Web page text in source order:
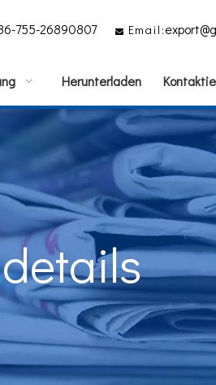
755-26890807  Email:
Herunterladen